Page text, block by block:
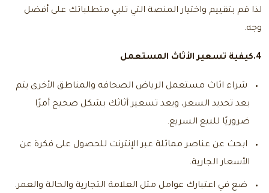
لذا قم بتقييم واختيار المنصة التي تلبي متطلباتك على أفضل
وجه.
4.كيفية تسعير الأثاث المستعمل
شراء اثاث مستعمل الرياض الصحافه والمناطق الأخرى يتم
بعد تحديد السعر، ويعد تسعير أثاثك بشكل صحيح أمرًا
ضروريًا للبيع السريع.
ابحث عن عناصر مماثلة عبر الإنترنت للحصول على فكرة عن
الأسعار الجارية.
ضع في اعتبارك عوامل مثل العلامة التجارية والحالة والعمر.